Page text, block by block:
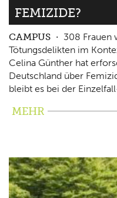
FEMIZIDE?
CAMPUS
308 Frauen
Tötungsdelikten im
Celina Günther hat
Deutschland über
bleibt es bei der
MEHR